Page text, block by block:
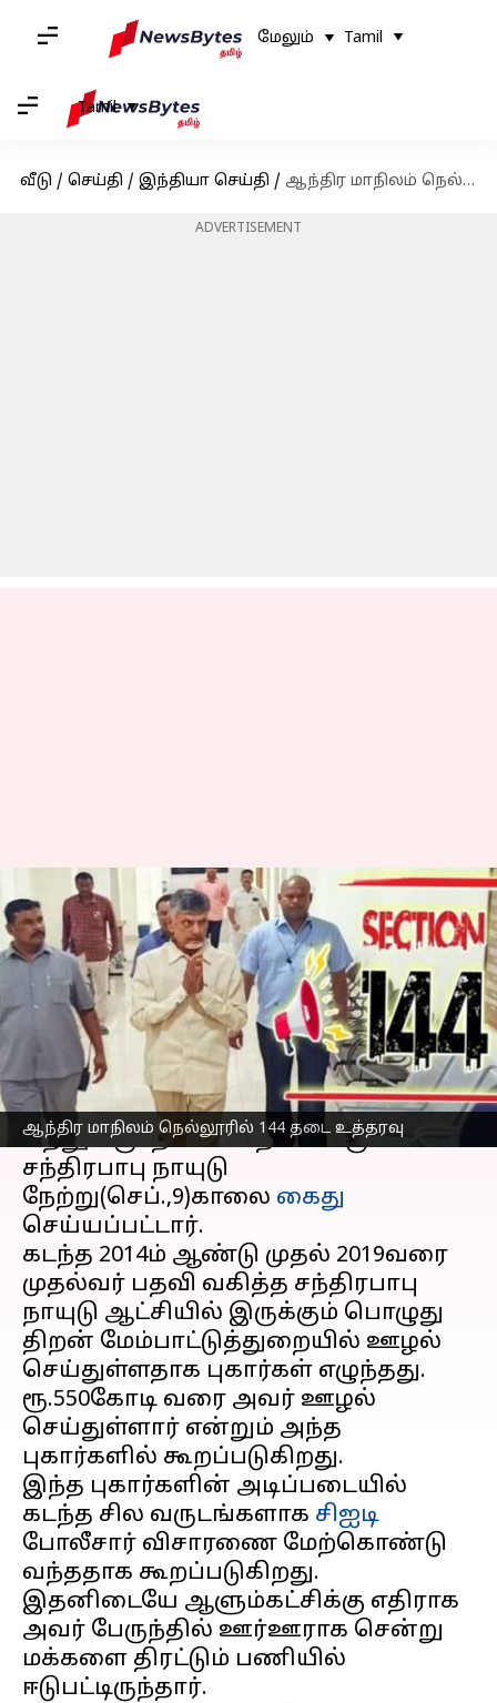
மேலும் Tamil
Tamil
வீடு / செய்தி / இந்தியா செய்தி / ஆந்திர மாநிலம் நெல்லூரில் 144 தடை உத்தரவு
ADVERTISEMENT
ஆந்திர மாநிலம் நெல்லூரில் 144 தடை உத்தரவு
ஆந்திர மாநிலம்
நெல்லூரில் 144 தடை
உத்தரவு
எழுதியவர் Nivetha P Sep 10, 2023 05:18 pm
செய்தி முன்னோட்டம்
ஆந்திராமுன்னாள்-முதல்வரும்,
தெலுங்குதேச கட்சி தலைவருமான
சந்திரபாபு நாயுடு
நேற்று(செப்.,9)காலை கைது
செய்யப்பட்டார்.
கடந்த 2014ம் ஆண்டு முதல் 2019வரை
முதல்வர் பதவி வகித்த சந்திரபாபு
நாயுடு ஆட்சியில் இருக்கும் பொழுது
திறன் மேம்பாட்டுத்துறையில் ஊழல்
செய்துள்ளதாக புகார்கள் எழுந்தது.
ரூ.550கோடி வரை அவர் ஊழல்
செய்துள்ளார் என்றும் அந்த
புகார்களில் கூறப்படுகிறது.
இந்த புகார்களின் அடிப்படையில்
கடந்த சில வருடங்களாக சிஐடி
போலீசார் விசாரணை மேற்கொண்டு
வந்ததாக கூறப்படுகிறது.
இதனிடையே ஆளும்கட்சிக்கு எதிராக
அவர் பேருந்தில் ஊர்ஊராக சென்று
மக்களை திரட்டும் பணியில்
ஈடுபட்டிருந்தார்.